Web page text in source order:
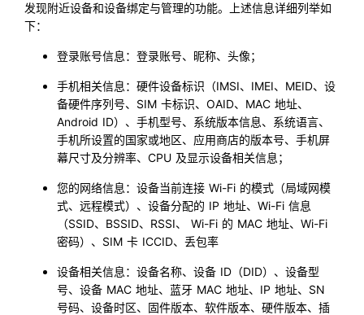
发现附近设备和设备绑定与管理的功能。上述信息详细列举如
下：
登录账号信息：登录账号、昵称、头像；
手机相关信息：硬件设备标识（IMSI、IMEI、MEID、设
备硬件序列号、SIM 卡标识、OAID、MAC 地址、
Android ID）、手机型号、系统版本信息、系统语言、
手机所设置的国家或地区、应用商店的版本号、手机屏
幕尺寸及分辨率、CPU 及显示设备相关信息；
您的网络信息：设备当前连接 Wi-Fi 的模式（局域网模
式、远程模式）、设备分配的 IP 地址、Wi-Fi 信息
（SSID、BSSID、RSSI、 Wi-Fi 的 MAC 地址、Wi-Fi
密码）、SIM 卡 ICCID、丢包率
设备相关信息：设备名称、设备 ID（DID）、设备型
号、设备 MAC 地址、蓝牙 MAC 地址、IP 地址、SN
号码、设备时区、固件版本、软件版本、硬件版本、插